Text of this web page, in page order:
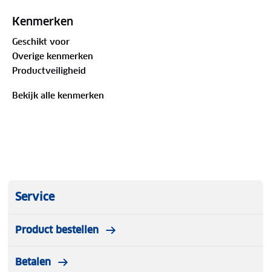
eenvoudige clipsysteem bevestig je de wieldoppen
slechts een simpele klik en jouw wielen zijn voorzien
van een nieuwe, opvallende look!
Bovendien zijn de wieldoppen verpakt in een
Kenmerken
Geschikt voor
Overige kenmerken
Productveiligheid
Bekijk alle kenmerken
Service
Product bestellen
Betalen